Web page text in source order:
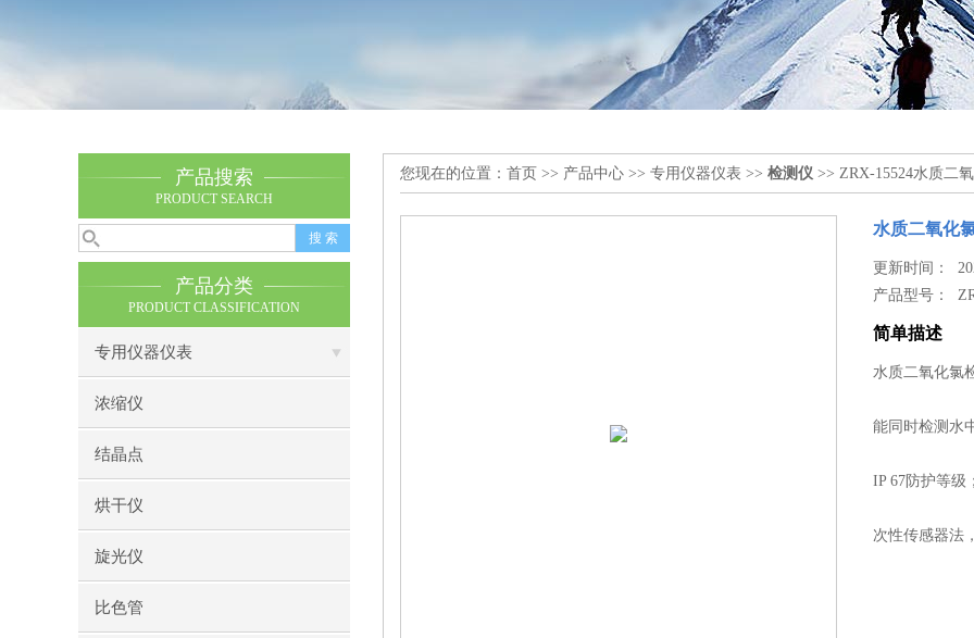
产品搜索
PRODUCT SEARCH
产品分类
PRODUCT CLASSIFICATION
专用仪器仪表
浓缩仪
结晶点
烘干仪
旋光仪
比色管
您现在的位置： 首页 >> 产品中心 >> 专用仪器仪表 >> 检测仪 >> ZRX-15524水质二
水质二氧化
更新时间：
产品型号：
简单描述
水质二氧化氯
能同时检测水
IP 67防护等级
次性传感器法